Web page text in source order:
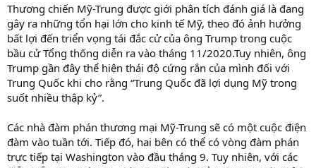
Thương chiến Mỹ-Trung được giới phân tích đánh giá là đang
gây ra những tổn hại lớn cho kinh tế Mỹ, theo đó ảnh hưởng
bất lợi đến triển vọng tái đắc cử của ông Trump trong cuộc
bầu cử Tổng thống diễn ra vào tháng 11/2020.Tuy nhiên, ông
Trump gần đây thể hiện thái độ cứng rắn của mình đối với
Trung Quốc khi cho rằng “Trung Quốc đã lợi dụng Mỹ trong
suốt nhiều thập kỷ”.
Các nhà đàm phán thương mại Mỹ-Trung sẽ có một cuộc điện
đàm vào tuần tới. Tiếp đó, hai bên có thể có vòng đàm phán
trực tiếp tại Washington vào đầu tháng 9. Tuy nhiên, với các